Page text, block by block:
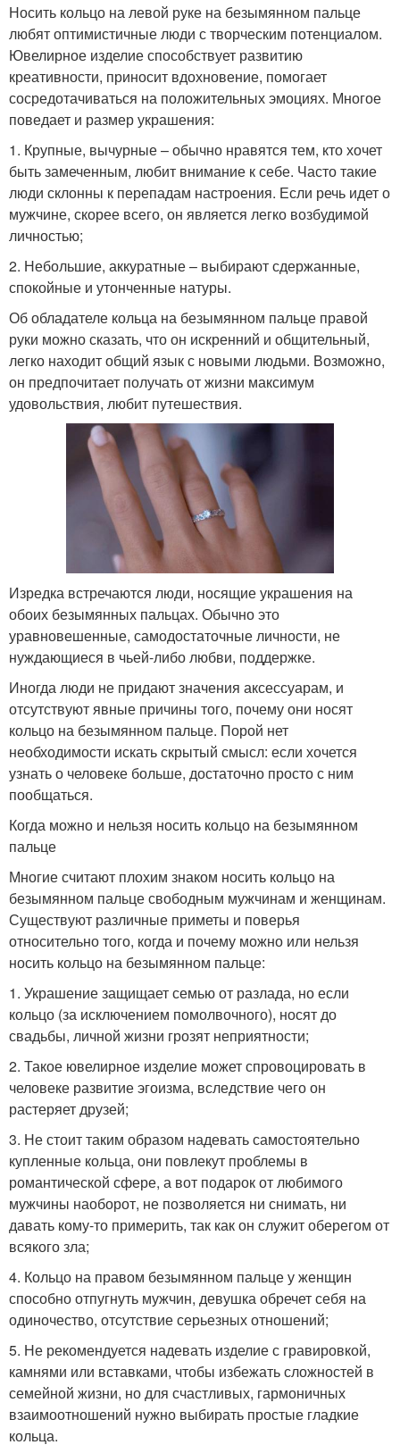
Носить кольцо на левой руке на безымянном пальце
любят оптимистичные люди с творческим потенциалом.
Ювелирное изделие способствует развитию
креативности, приносит вдохновение, помогает
сосредотачиваться на положительных эмоциях. Многое
поведает и размер украшения:
1. Крупные, вычурные – обычно нравятся тем, кто хочет
быть замеченным, любит внимание к себе. Часто такие
люди склонны к перепадам настроения. Если речь идет о
мужчине, скорее всего, он является легко возбудимой
личностью;
2. Небольшие, аккуратные – выбирают сдержанные,
спокойные и утонченные натуры.
Об обладателе кольца на безымянном пальце правой
руки можно сказать, что он искренний и общительный,
легко находит общий язык с новыми людьми. Возможно,
он предпочитает получать от жизни максимум
удовольствия, любит путешествия.
Изредка встречаются люди, носящие украшения на
обоих безымянных пальцах. Обычно это
уравновешенные, самодостаточные личности, не
нуждающиеся в чьей-либо любви, поддержке.
Иногда люди не придают значения аксессуарам, и
отсутствуют явные причины того, почему они носят
кольцо на безымянном пальце. Порой нет
необходимости искать скрытый смысл: если хочется
узнать о человеке больше, достаточно просто с ним
пообщаться.
Когда можно и нельзя носить кольцо на безымянном
пальце
Многие считают плохим знаком носить кольцо на
безымянном пальце свободным мужчинам и женщинам.
Существуют различные приметы и поверья
относительно того, когда и почему можно или нельзя
носить кольцо на безымянном пальце:
1. Украшение защищает семью от разлада, но если
кольцо (за исключением помолвочного), носят до
свадьбы, личной жизни грозят неприятности;
2. Такое ювелирное изделие может спровоцировать в
человеке развитие эгоизма, вследствие чего он
растеряет друзей;
3. Не стоит таким образом надевать самостоятельно
купленные кольца, они повлекут проблемы в
романтической сфере, а вот подарок от любимого
мужчины наоборот, не позволяется ни снимать, ни
давать кому-то примерить, так как он служит оберегом от
всякого зла;
4. Кольцо на правом безымянном пальце у женщин
способно отпугнуть мужчин, девушка обречет себя на
одиночество, отсутствие серьезных отношений;
5. Не рекомендуется надевать изделие с гравировкой,
камнями или вставками, чтобы избежать сложностей в
семейной жизни, но для счастливых, гармоничных
взаимоотношений нужно выбирать простые гладкие
кольца.